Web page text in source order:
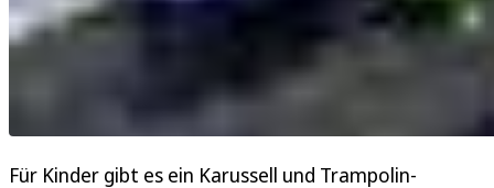
Für Kinder gibt es ein Karussell und Trampolin-